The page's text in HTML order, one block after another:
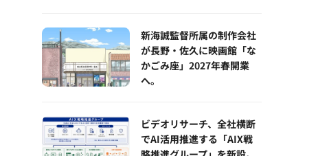
新海誠監督所属の制作会社
が長野・佐久に映画館「な
かごみ座」2027年春開業
へ。
ビデオリサーチ、全社横断
でAI活用推進する「AIX戦